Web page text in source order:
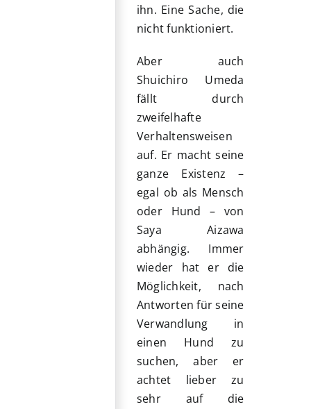
ihn. Eine Sache, die
nicht funktioniert.
Aber auch
Shuichiro Umeda
fällt durch
zweifelhafte
Verhaltensweisen
auf. Er macht seine
ganze Existenz –
egal ob als Mensch
oder Hund – von
Saya Aizawa
abhängig. Immer
wieder hat er die
Möglichkeit, nach
Antworten für seine
Verwandlung in
einen Hund zu
suchen, aber er
achtet lieber zu
sehr auf die